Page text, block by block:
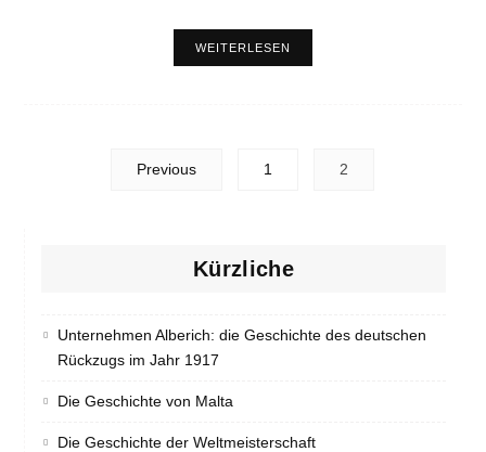
WEITERLESEN
Previous 1 2
Kürzliche
Unternehmen Alberich: die Geschichte des deutschen
Rückzugs im Jahr 1917
Die Geschichte von Malta
Die Geschichte der Weltmeisterschaft